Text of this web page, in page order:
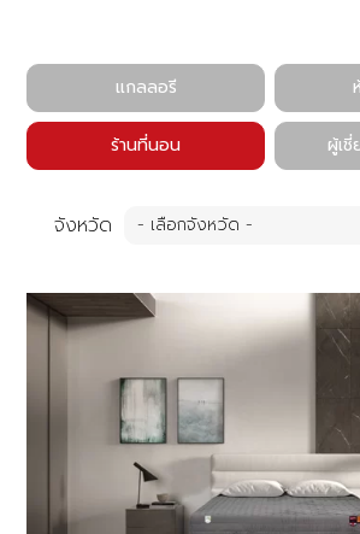
แกลลอรี
ร้านที่นอน ผู้เ
จังหวัด